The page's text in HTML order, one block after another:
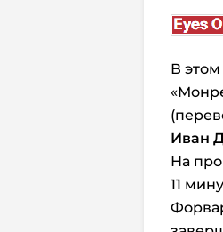
В
Иван
На
11